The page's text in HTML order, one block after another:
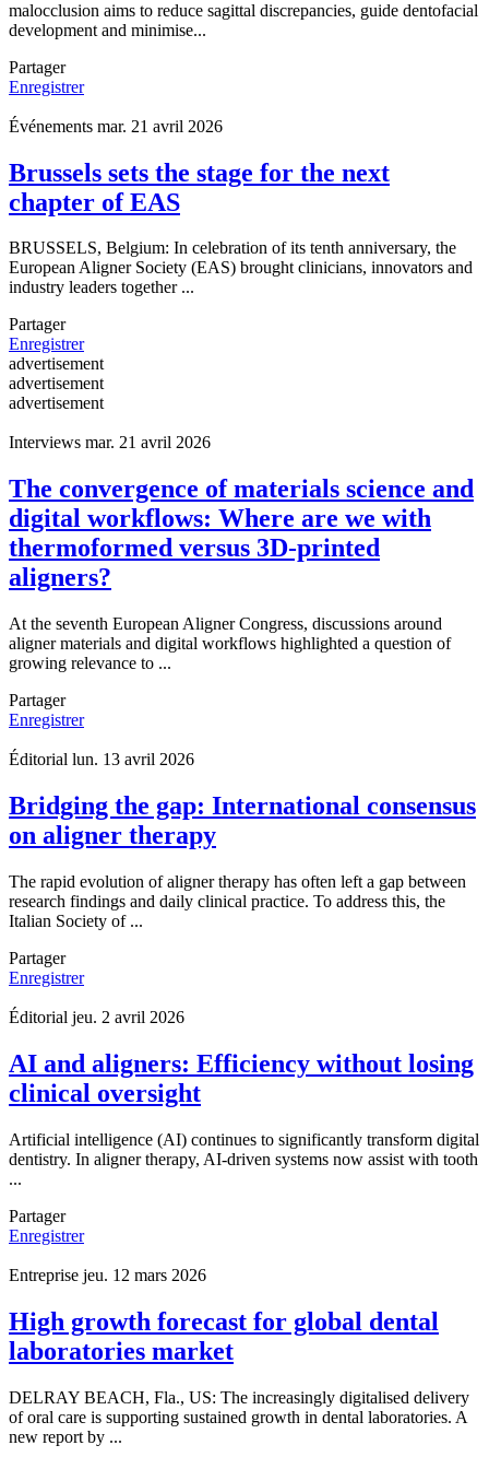
malocclusion aims to reduce sagittal discrepancies, guide dentofacial
development and minimise...
Partager
Enregistrer
Événements mar. 21 avril 2026
Brussels sets the stage for the next
chapter of EAS
BRUSSELS, Belgium: In celebration of its tenth anniversary, the
European Aligner Society (EAS) brought clinicians, innovators and
industry leaders together ...
Partager
Enregistrer
advertisement
advertisement
advertisement
Interviews mar. 21 avril 2026
The convergence of materials science and
digital workflows: Where are we with
thermoformed versus 3D-printed
aligners?
At the seventh European Aligner Congress, discussions around
aligner materials and digital workflows highlighted a question of
growing relevance to ...
Partager
Enregistrer
Éditorial lun. 13 avril 2026
Bridging the gap: International consensus
on aligner therapy
The rapid evolution of aligner therapy has often left a gap between
research findings and daily clinical practice. To address this, the
Italian Society of ...
Partager
Enregistrer
Éditorial jeu. 2 avril 2026
AI and aligners: Efficiency without losing
clinical oversight
Artificial intelligence (AI) continues to significantly transform digital
dentistry. In aligner therapy, AI-driven systems now assist with tooth
...
Partager
Enregistrer
Entreprise jeu. 12 mars 2026
High growth forecast for global dental
laboratories market
DELRAY BEACH, Fla., US: The increasingly digitalised delivery
of oral care is supporting sustained growth in dental laboratories. A
new report by ...